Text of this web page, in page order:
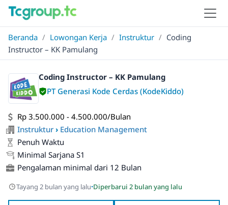
Beranda / Lowongan Kerja / Instruktur / Coding
Instructor – KK Pamulang
Coding Instructor – KK Pamulang
PT Generasi Kode Cerdas (KodeKiddo)
Rp 3.500.000 - 4.500.000/Bulan
Instruktur › Education Management
Penuh Waktu
Minimal Sarjana S1
Pengalaman minimal dari 12 Bulan
Tayang 2 bulan yang lalu·Diperbarui 2 bulan yang lalu